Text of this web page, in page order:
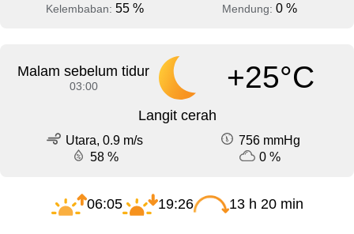
Kelembaban: 55 % Mendung: 0 %
Malam sebelum tidur
03:00 +25°C
Langit cerah
Utara, 0.9 m/s
756 mmHg
58 %
0 %
06:05 19:26 13 h 20 min